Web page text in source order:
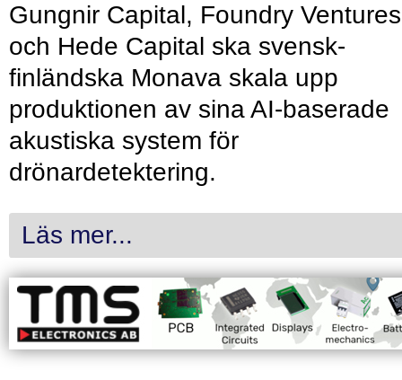
Gungnir Capital, Foundry Ventures
och Hede Capital ska svensk-
finländska Monava skala upp
produktionen av sina AI-baserade
akustiska system för
drönardetektering.
Läs mer...